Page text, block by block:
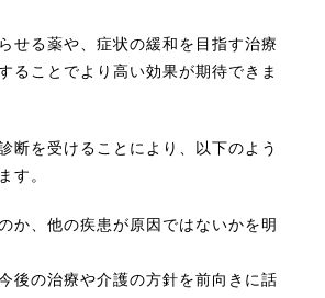
せる薬や、症状の緩和を目指す治療
ることでより高い効果が期待できま
断を受けることにより、以下のよう
す。
か、他の疾患が原因ではないかを明
後の治療や介護の方針を前向きに話